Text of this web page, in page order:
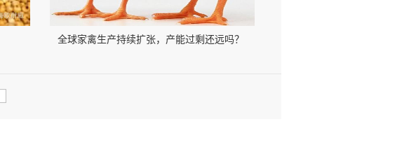
全球家禽生产持续扩张，产能过剩还远吗？